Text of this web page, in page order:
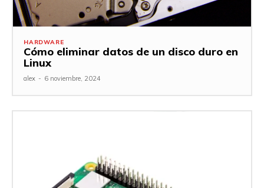
HARDWARE
Cómo eliminar datos de un disco duro en
Linux
alex - 6 noviembre, 2024